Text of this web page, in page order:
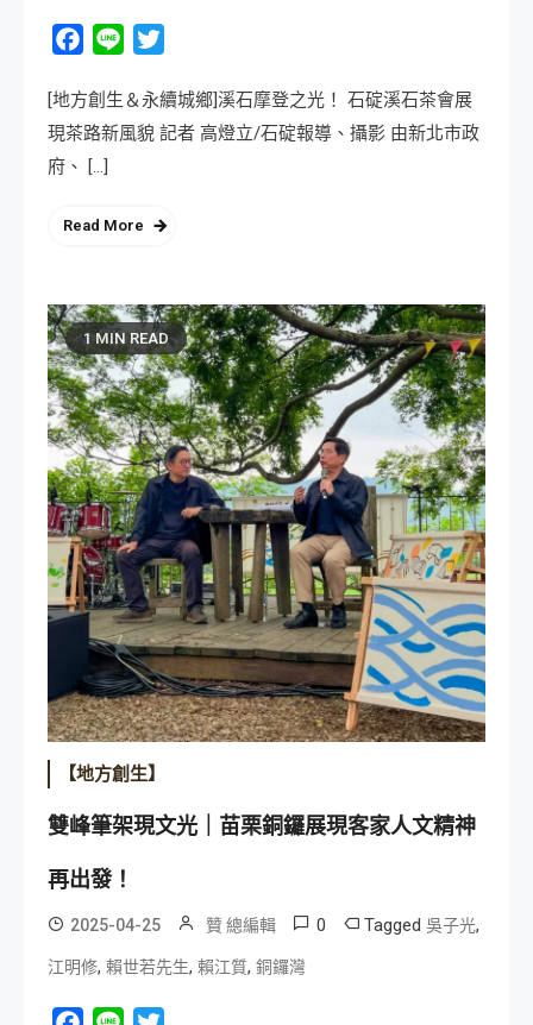
Facebook
Line
[地方創生＆永續城鄉]溪石摩登之光！ 石碇溪石茶會展
現茶路新風貌 記者 高燈立/石碇報導、攝影 由新北市政
府、 […]
Read More
1 MIN READ
【地方創生】
雙峰筆架現文光｜苗栗銅鑼展現客家人文精神
再出發！
2025-04-25 贊 總編輯 0 Tagged 吳子光,
江明修, 賴世若先生, 賴江質, 銅鑼灣